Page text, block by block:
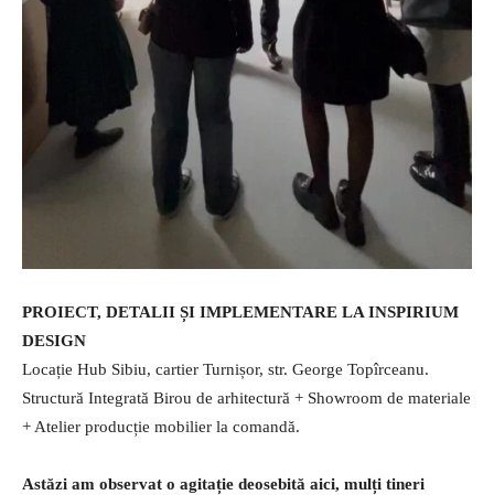
PROIECT, DETALII ȘI IMPLEMENTARE LA INSPIRIUM
DESIGN
Locație Hub Sibiu, cartier Turnișor, str. George Topîrceanu.
Structură Integrată Birou de arhitectură + Showroom de materiale
+ Atelier producție mobilier la comandă.
Astăzi am observat o agitație deosebită aici, mulți tineri